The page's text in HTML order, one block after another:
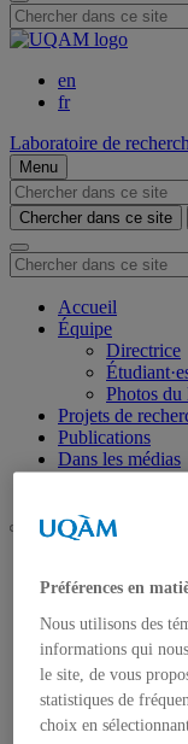
en
fr
Laboratoire de
Menu
Chercher dans ce site
Accueil
Équipe
Directrice
Photos du
Projets de
Publications
Dans les médias
Laboratoire de
en
fr
Accueil
Équipe
Directrice
Préférences en
Nous utilisons des
informations qui
le site, de vous
statistiques de
choix en